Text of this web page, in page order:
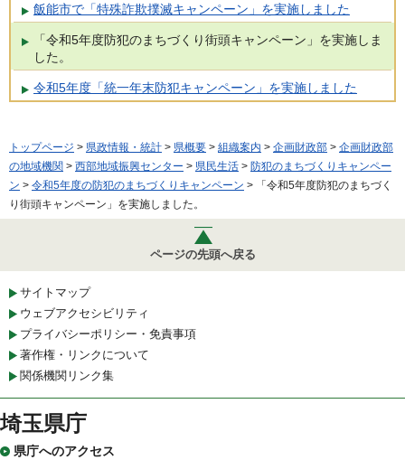
飯能市で「特殊詐欺撲滅キャンペーン」を実施しました
「令和5年度防犯のまちづくり街頭キャンペーン」を実施しま
した。
令和5年度「統一年末防犯キャンペーン」を実施しました
トップページ > 県政情報・統計 > 県概要 > 組織案内 > 企画財政部 > 企画財政部
の地域機関 > 西部地域振興センター > 県民生活 > 防犯のまちづくりキャンペー
ン > 令和5年度の防犯のまちづくりキャンペーン > 「令和5年度防犯のまちづく
り街頭キャンペーン」を実施しました。
ページの先頭へ戻る
サイトマップ
ウェブアクセシビリティ
プライバシーポリシー・免責事項
著作権・リンクについて
関係機関リンク集
埼玉県庁
県庁へのアクセス